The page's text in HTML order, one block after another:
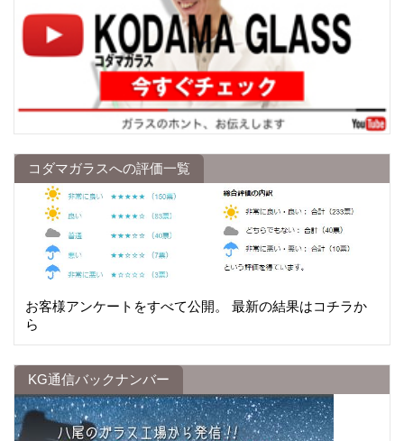
コダマガラスへの評価一覧
お客様アンケートをすべて公開。 最新の結果はコチラか
ら
KG通信バックナンバー